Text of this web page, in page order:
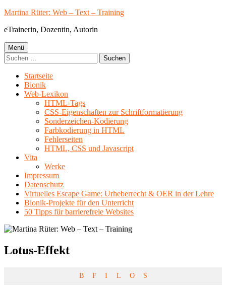
Springe
Inhalt
Martina Rüter: Web – Text – Training
eTrainerin, Dozentin, Autorin
Primäres
Menü
Menü
Suchen
nach:
Startseite
Bionik
Web-Lexikon
HTML-Tags
CSS-Eigenschaften zur Schriftformatierung
Sonderzeichen-Kodierung
Farbkodierung in HTML
Fehlerseiten
HTML, CSS und Javascript
Vita
Werke
Impressum
Datenschutz
Virtuelles Escape Game: Urheberrecht & OER in der Lehre
Bionik-Projekte für den Unterricht
50 Tipps für barrierefreie Websites
Schlagwort:
Lotus-Effekt
B F I L O S